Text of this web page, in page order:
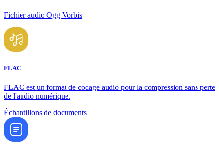
Fichier audio Ogg Vorbis
FLAC
FLAC est un format de codage audio pour la compression sans perte
de l'audio numérique.
Échantillons de documents